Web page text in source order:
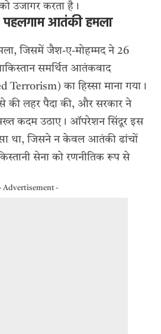
उजागर करता है।
पहलगाम आतंकी हमला
जिसमें जैश-ए-मोहम्मद ने 26
समर्थित आतंकवाद
Terrorism) का हिस्सा माना गया।
की लहर पैदा की, और सरकार ने
कदम उठाए। ऑपरेशन सिंदूर इस
था, जिसने न केवल आतंकी ढांचों
सेना को रणनीतिक रूप से
Advertisement -